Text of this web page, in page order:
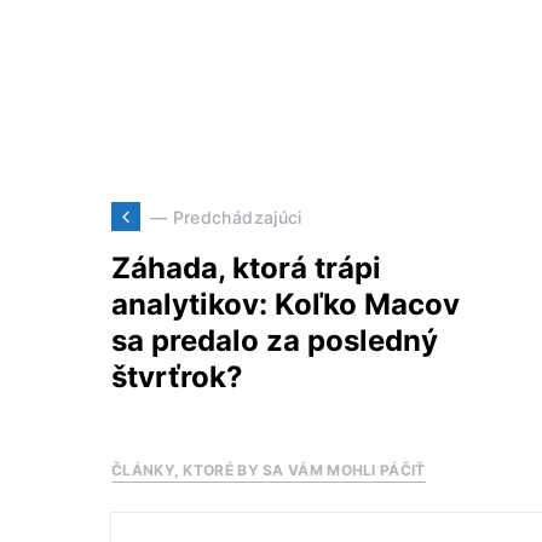
— Predchádzajúci
Záhada, ktorá trápi
analytikov: Koľko Macov
sa predalo za posledný
štvrťrok?
ČLÁNKY, KTORÉ BY SA VÁM MOHLI PÁČIŤ